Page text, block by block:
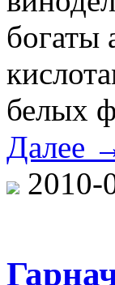
богаты
белых
Далее
2010-